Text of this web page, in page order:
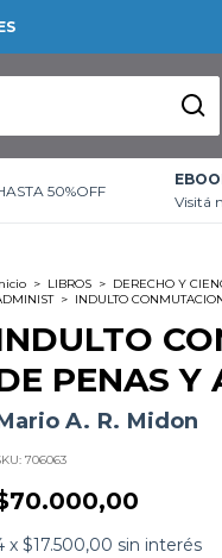
50%OFF
Visitá
> LIBROS > DERECHO Y
> INDULTO
PENAS Y
A. R. Midon
706063
x $17.500,00 sin interés